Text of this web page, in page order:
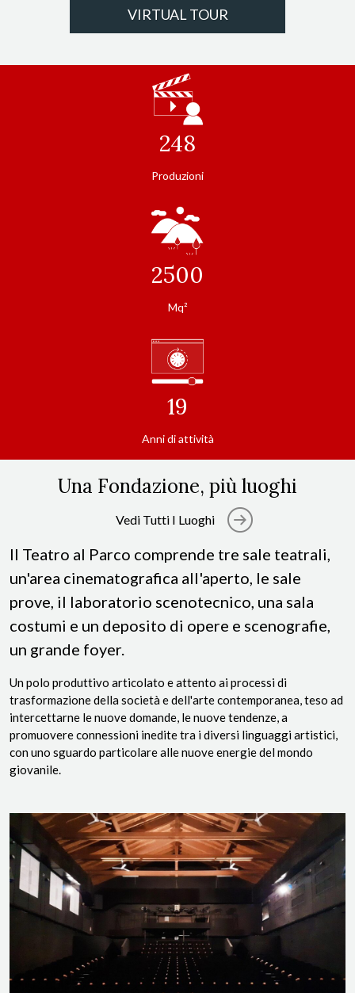
VIRTUAL TOUR
248
Produzioni
2500
Mq²
19
Anni di attività
Una Fondazione, più luoghi
Vedi Tutti I Luoghi
Il Teatro al Parco comprende tre sale teatrali,
un'area cinematografica all'aperto, le sale
prove, il laboratorio scenotecnico, una sala
costumi e un deposito di opere e scenografie,
un grande foyer.
Un polo produttivo articolato e attento ai processi di
trasformazione della società e dell'arte contemporanea, teso ad
intercettarne le nuove domande, le nuove tendenze, a
promuovere connessioni inedite tra i diversi linguaggi artistici,
con uno sguardo particolare alle nuove energie del mondo
giovanile.